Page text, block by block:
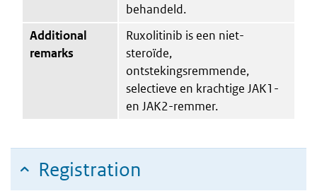
behandeld.
Additional
remarks
Ruxolitinib is een niet-
steroïde,
ontstekingsremmende,
selectieve en krachtige JAK1-
en JAK2-remmer.
Registration